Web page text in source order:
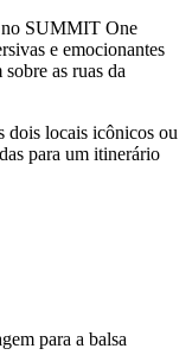
no SUMMIT One
e emocionantes
as ruas da
dois locais icônicos ou
para um itinerário
para a balsa